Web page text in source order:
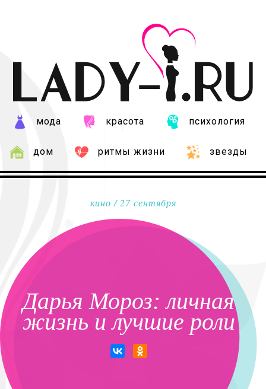
мода красота психология
дом ритмы жизни звезды
кино / 27 сентября
Дарья Мороз: личная
жизнь и лучшие роли